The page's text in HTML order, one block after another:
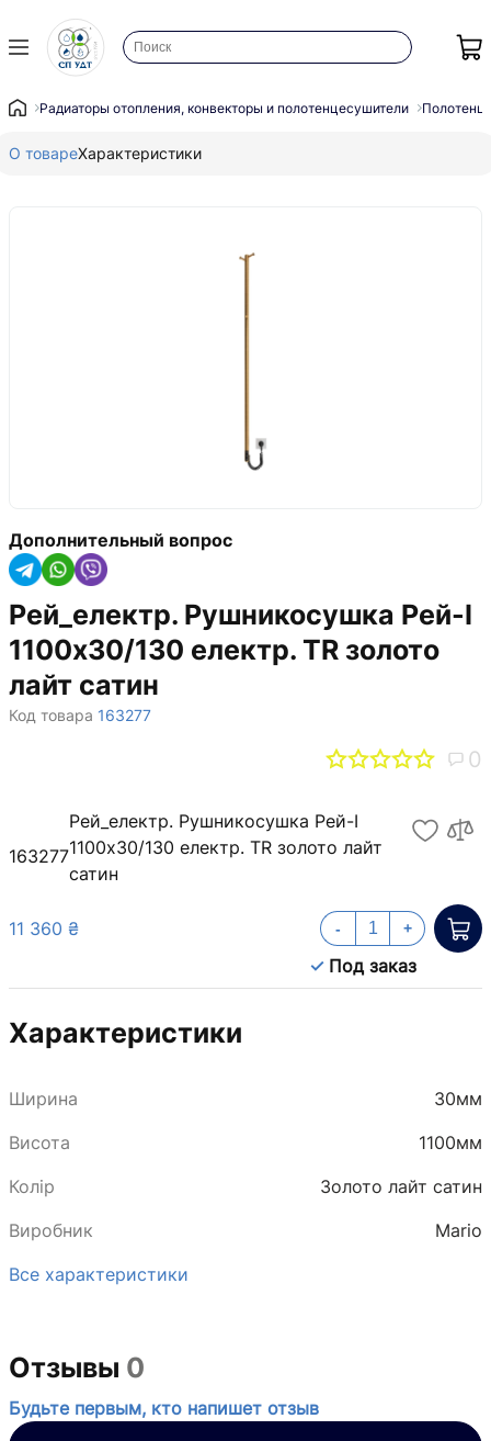
Радиаторы отопления, конвекторы и полотенцесушители
О товареХарактеристики
Дополнительный вопрос
Рей_електр. Рушникосушка Рей-І
1100х30/130 електр. TR золото
лайт сатин
Код товара 163277
0
163277
Рей_електр. Рушникосушка Рей-І
1100х30/130 електр. TR золото лайт
сатин
11 360 ₴
Под заказ
- +
Характеристики
Ширина
30мм
Висота
1100мм
Колір
Золото лайт сатин
Виробник
Mario
Все характеристики
Отзывы 0
Будьте первым, кто напишет отзыв